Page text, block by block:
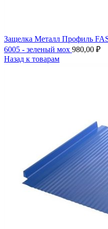
Защелка Металл Профиль
6005 - зеленый мох 980,00 ₽
Назад к товарам